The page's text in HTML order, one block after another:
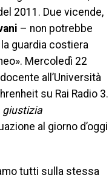
2011. Due vicende,
– non potrebbe
guardia costiera
Mercoledì 22
all’Università
su Rai Radio 3.
giustizia
al giorno d’oggi
tutti sulla stessa